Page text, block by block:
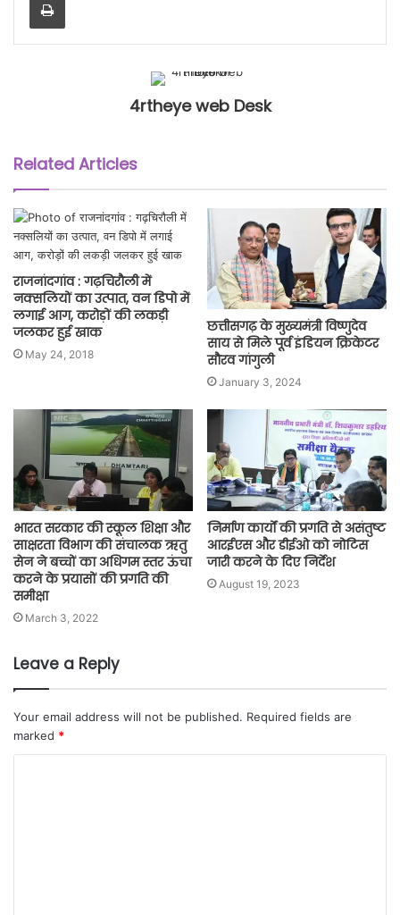
4rtheye web Desk
Related Articles
राजनांदगांव : गढ़चिरौली में
नक्सलियों का उत्पात, वन डिपो में
लगाई आग, करोड़ों की लकड़ी
जलकर हुई खाक
May 24, 2018
छत्तीसगढ़ के मुख्यमंत्री विष्णुदेव
साय से मिले पूर्व इंडियन क्रिकेटर
सौरव गांगुली
January 3, 2024
भारत सरकार की स्कूल शिक्षा और
साक्षरता विभाग की संचालक ऋतु
सेन ने बच्चों का अधिगम स्तर ऊंचा
करने के प्रयासों की प्रगति की
समीक्षा
March 3, 2022
निर्माण कार्यों की प्रगति से असंतुष्ट
आरईएस और डीईओ को नोटिस
जारी करने के दिए निर्देश
August 19, 2023
Leave a Reply
Your email address will not be published. Required fields are
marked *